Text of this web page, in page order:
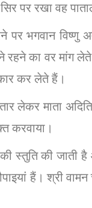
पर रखा वह
पर भगवान
रहने का वर मांग
कर लेते हैं।
लेकर माता
करवाया।
की स्तुति की
हैं। श्री